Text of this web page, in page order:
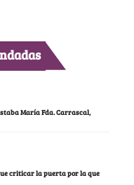
María Fda. Carrascal,
criticar la puerta por la que